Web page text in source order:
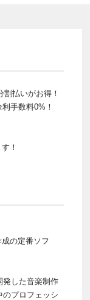
払いがお得！
手数料0%！
！
の定番ソフ
発した音楽制作
のプロフェッシ